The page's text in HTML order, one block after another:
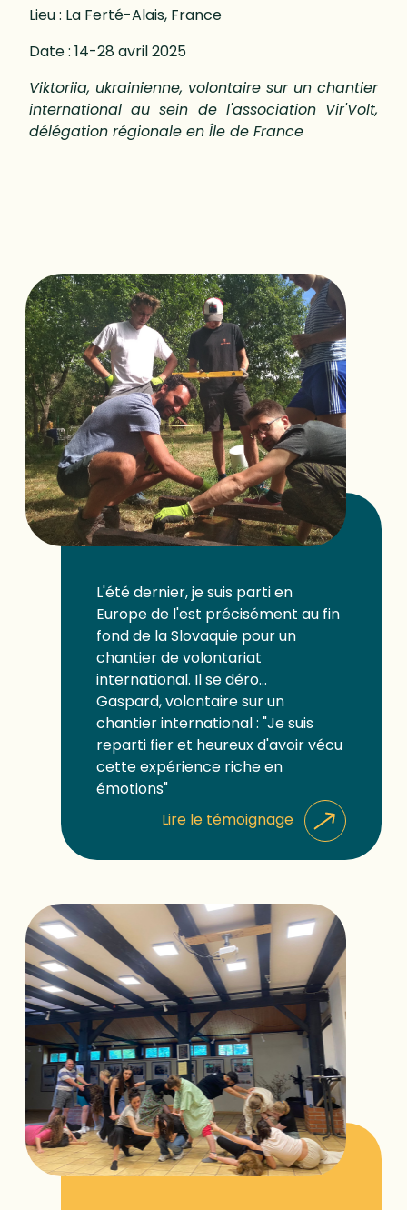
Lieu : La Ferté-Alais, France
Date : 14-28 avril 2025
Viktoriia, ukrainienne, volontaire sur un chantier
international au sein de l'association Vir'Volt,
délégation régionale en Île de France
L'été dernier, je suis parti en
Europe de l'est précisément au fin
fond de la Slovaquie pour un
chantier de volontariat
international. Il se déro...
Gaspard, volontaire sur un
chantier international : "Je suis
reparti fier et heureux d'avoir vécu
cette expérience riche en
émotions"
Lire le témoignage